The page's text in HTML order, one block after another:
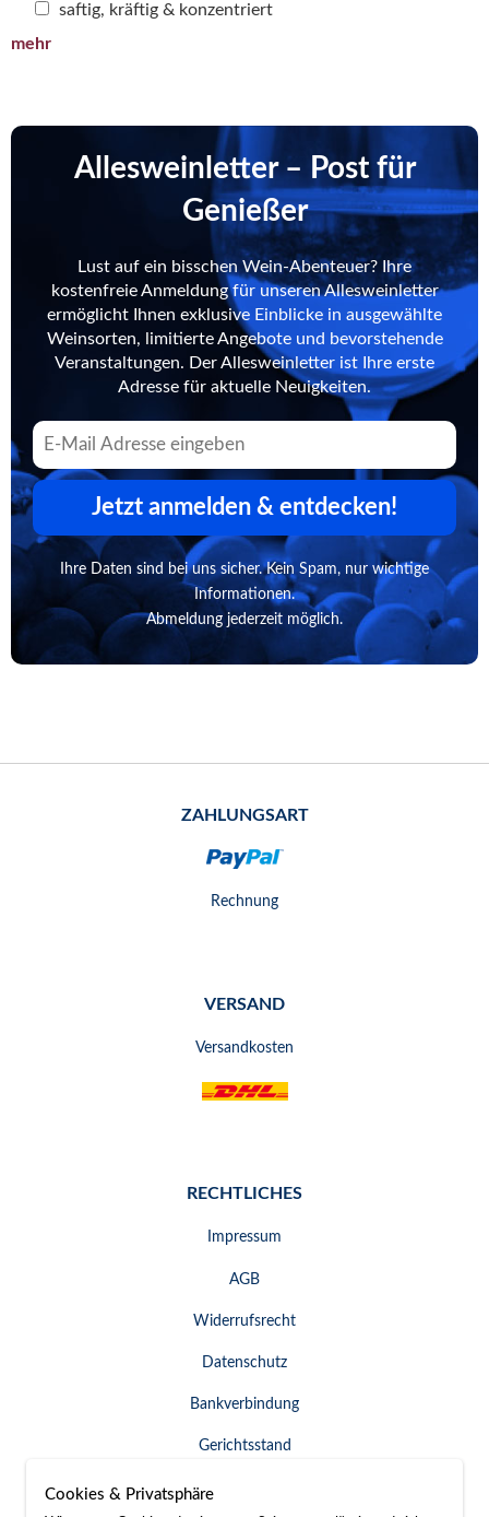
saftig, kräftig & konzentriert
mehr
Allesweinletter – Post für
Genießer
Lust auf ein bisschen Wein-Abenteuer? Ihre
kostenfreie Anmeldung für unseren Allesweinletter
ermöglicht Ihnen exklusive Einblicke in ausgewählte
Weinsorten, limitierte Angebote und bevorstehende
Veranstaltungen. Der Allesweinletter ist Ihre erste
Adresse für aktuelle Neuigkeiten.
Jetzt anmelden & entdecken!
Ihre Daten sind bei uns sicher. Kein Spam, nur wichtige
Informationen.
Abmeldung jederzeit möglich.
ZAHLUNGSART
Rechnung
VERSAND
Versandkosten
RECHTLICHES
Impressum
AGB
Widerrufsrecht
Datenschutz
Bankverbindung
Gerichtsstand
Widerruf erklären
Cookies & Privatsphäre